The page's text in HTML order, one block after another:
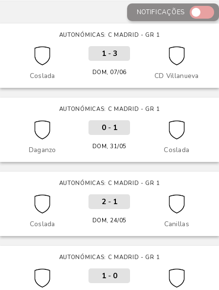
NOTIFICAÇÕES
AUTONÓMICAS: C MADRID - GR 1
Coslada CD Villanueva
1- 3
DOM, 07/06
AUTONÓMICAS: C MADRID - GR 1
Daganzo Coslada
0- 1
DOM, 31/05
AUTONÓMICAS: C MADRID - GR 1
Coslada Canillas
2- 1
DOM, 24/05
AUTONÓMICAS: C MADRID - GR 1
1- 0